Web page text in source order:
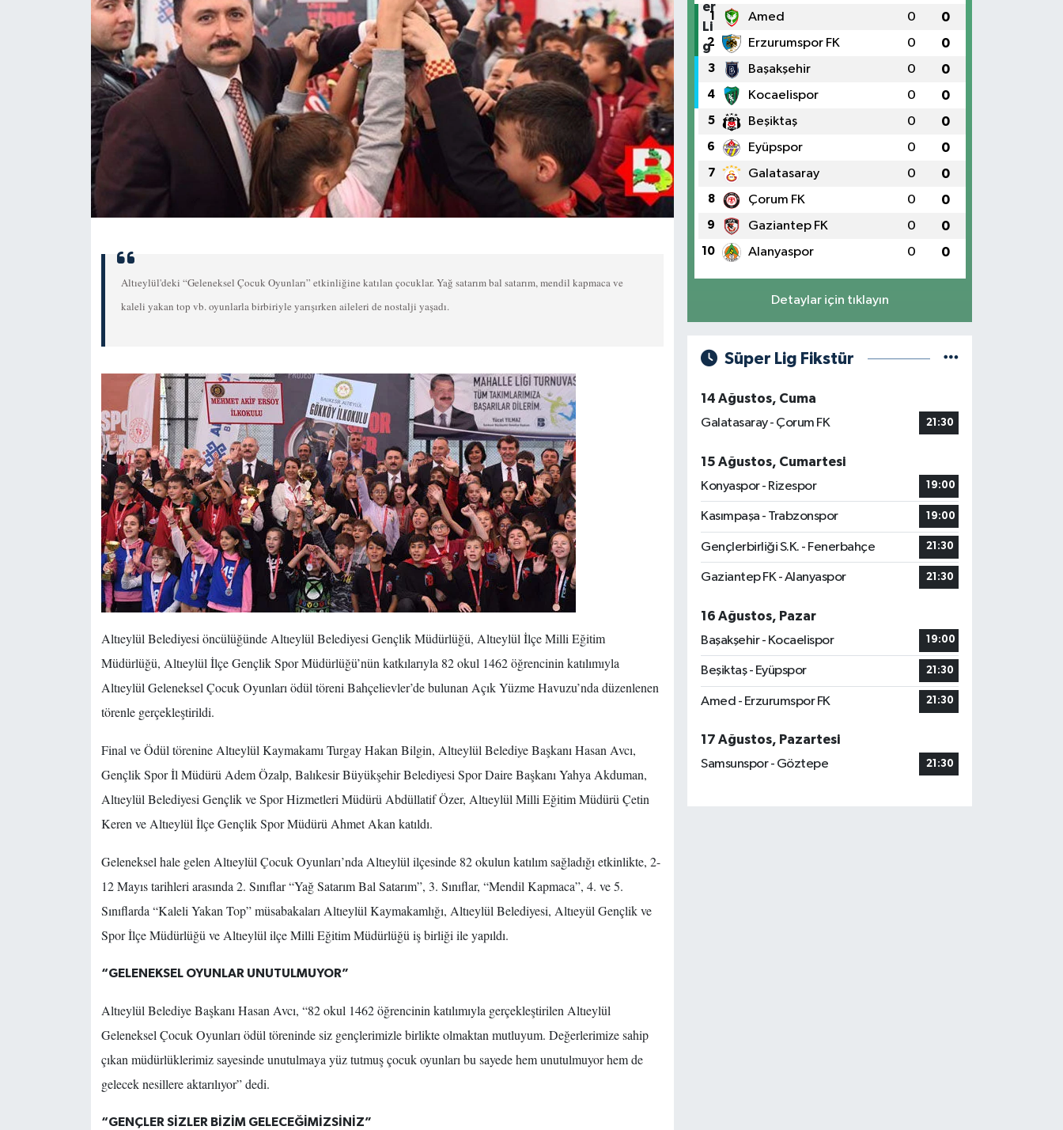
Altıeylül'deki “Geleneksel Çocuk Oyunları” etkinliğine katılan çocuklar. Yağ satarım bal satarım, mendil kapmaca ve
kaleli yakan top vb. oyunlarla birbiriyle yarışırken aileleri de nostalji yaşadı.
Altıeylül Belediyesi öncülüğünde Altıeylül Belediyesi Gençlik Müdürlüğü, Altıeylül İlçe Milli Eğitim
Müdürlüğü, Altıeylül İlçe Gençlik Spor Müdürlüğü’nün katkılarıyla 82 okul 1462 öğrencinin katılımıyla
Altıeylül Geleneksel Çocuk Oyunları ödül töreni Bahçelievler’de bulunan Açık Yüzme Havuzu’nda düzenlenen
törenle gerçekleştirildi.
Final ve Ödül törenine Altıeylül Kaymakamı Turgay Hakan Bilgin, Altıeylül Belediye Başkanı Hasan Avcı,
Gençlik Spor İl Müdürü Adem Özalp, Balıkesir Büyükşehir Belediyesi Spor Daire Başkanı Yahya Akduman,
Altıeylül Belediyesi Gençlik ve Spor Hizmetleri Müdürü Abdüllatif Özer, Altıeylül Milli Eğitim Müdürü Çetin
Keren ve Altıeylül İlçe Gençlik Spor Müdürü Ahmet Akan katıldı.
Geleneksel hale gelen Altıeylül Çocuk Oyunları’nda Altıeylül ilçesinde 82 okulun katılım sağladığı etkinlikte, 2-
12 Mayıs tarihleri arasında 2. Sınıflar “Yağ Satarım Bal Satarım”, 3. Sınıflar, “Mendil Kapmaca”, 4. ve 5.
Sınıflarda “Kaleli Yakan Top” müsabakaları Altıeylül Kaymakamlığı, Altıeylül Belediyesi, Altıeyül Gençlik ve
Spor İlçe Müdürlüğü ve Altıeylül ilçe Milli Eğitim Müdürlüğü iş birliği ile yapıldı.
“GELENEKSEL OYUNLAR UNUTULMUYOR”
Altıeylül Belediye Başkanı Hasan Avcı, “82 okul 1462 öğrencinin katılımıyla gerçekleştirilen Altıeylül
Geleneksel Çocuk Oyunları ödül töreninde siz gençlerimizle birlikte olmaktan mutluyum. Değerlerimize sahip
çıkan müdürlüklerimiz sayesinde unutulmaya yüz tutmuş çocuk oyunları bu sayede hem unutulmuyor hem de
gelecek nesillere aktarılıyor” dedi.
“GENÇLER SİZLER BİZİM GELECEĞİMİZSİNİZ”
1 Amed 0 0
2 Erzurumspor FK 0 0
3 Başakşehir 0 0
4 Kocaelispor 0 0
5 Beşiktaş 0 0
6 Eyüpspor 0 0
7 Galatasaray 0 0
8 Çorum FK 0 0
9 Gaziantep FK 0 0
10 Alanyaspor 0 0
Detaylar için tıklayın
Süper Lig Fikstür
14 Ağustos, Cuma
Galatasaray - Çorum FK
21:30
15 Ağustos, Cumartesi
Konyaspor - Rizespor
19:00
Kasımpaşa - Trabzonspor 19:00
Gençlerbirliği S.K. - Fenerbahçe 21:30
Gaziantep FK - Alanyaspor 21:30
16 Ağustos, Pazar
Başakşehir - Kocaelispor
19:00
Beşiktaş - Eyüpspor 21:30
Amed - Erzurumspor FK 21:30
17 Ağustos, Pazartesi
Samsunspor - Göztepe
21:30